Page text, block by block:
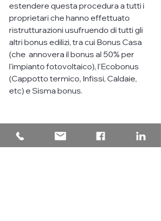
estendere questa procedura a tutti i
proprietari che hanno effettuato
ristrutturazioni usufruendo di tutti gli
altri bonus edilizi, tra cui Bonus Casa
(che  annovera il bonus al 50% per
l'impianto fotovoltaico), l'Ecobonus
(Cappotto termico, Infissi, Caldaie,
etc) e Sisma bonus.